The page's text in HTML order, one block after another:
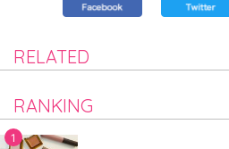
RELATED
RANKING